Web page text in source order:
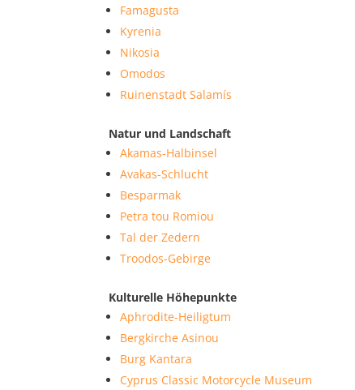
Famagusta
Kyrenia
Nikosia
Omodos
Ruinenstadt Salamís
Natur und Landschaft
Akamas-Halbinsel
Avakas-Schlucht
Besparmak
Petra tou Romiou
Tal der Zedern
Troodos-Gebirge
Kulturelle Höhepunkte
Aphrodite-Heiligtum
Bergkirche Asinou
Burg Kantara
Cyprus Classic Motorcycle Museum